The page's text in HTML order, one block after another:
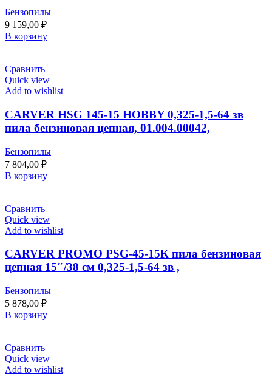
Бензопилы
9 159,00 ₽
В корзину
Сравнить
Quick view
Add to wishlist
CARVER HSG 145-15 HOBBY 0,325-1,5-64 зв
пила бензиновая цепная, 01.004.00042,
Бензопилы
7 804,00 ₽
В корзину
Сравнить
Quick view
Add to wishlist
CARVER PROMO PSG-45-15К пила бензиновая
цепная 15″/38 см 0,325-1,5-64 зв ,
Бензопилы
5 878,00 ₽
В корзину
Сравнить
Quick view
Add to wishlist